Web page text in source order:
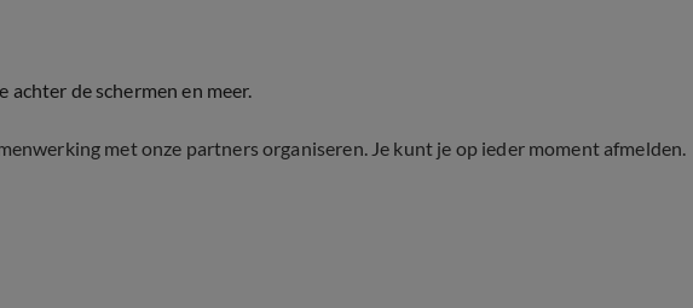
de schermen en meer.
met onze partners organiseren. Je kunt je op ieder moment afmelden.